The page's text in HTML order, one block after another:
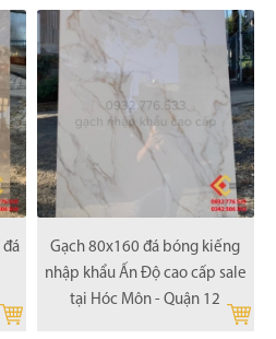
đá
Gạch 80x160 đá bóng kiếng
nhập khẩu Ấn Độ cao cấp sale
tại Hóc Môn - Quận 12